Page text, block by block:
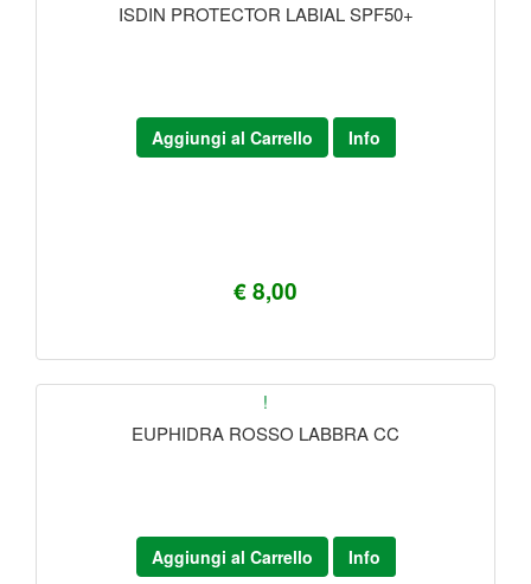
ISDIN PROTECTOR LABIAL SPF50+
€ 8,00
Aggiungi al Carrello Info
!
EUPHIDRA ROSSO LABBRA CC
Aggiungi al Carrello Info